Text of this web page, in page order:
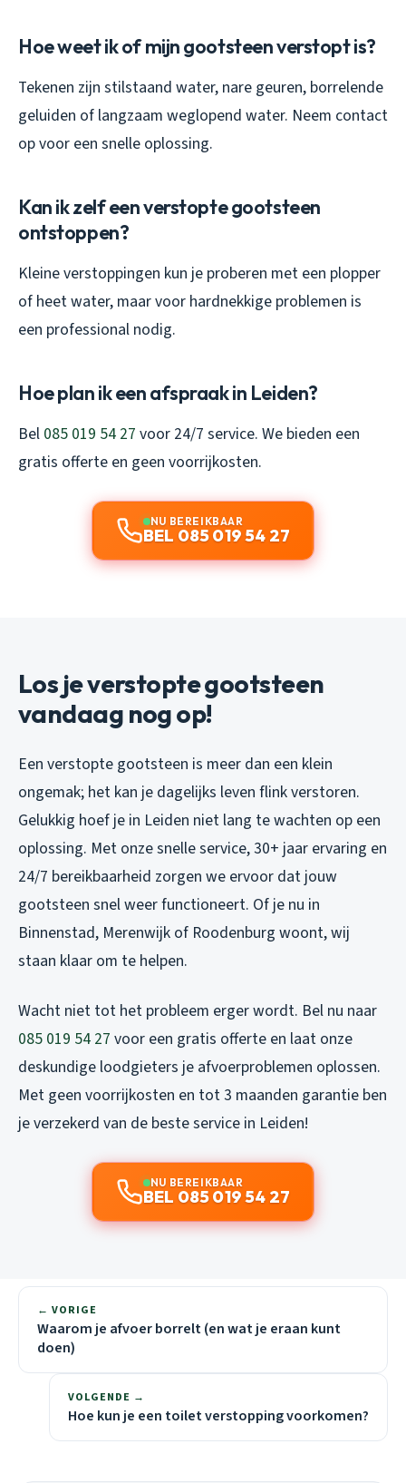
Hoe weet ik of mijn gootsteen verstopt is?
Tekenen zijn stilstaand water, nare geuren, borrelende
geluiden of langzaam weglopend water. Neem contact
op voor een snelle oplossing.
Kan ik zelf een verstopte gootsteen
ontstoppen?
Kleine verstoppingen kun je proberen met een plopper
of heet water, maar voor hardnekkige problemen is
een professional nodig.
Hoe plan ik een afspraak in Leiden?
Bel 085 019 54 27 voor 24/7 service. We bieden een
gratis offerte en geen voorrijkosten.
NU BEREIKBAAR
BEL 085 019 54 27
Los je verstopte gootsteen
vandaag nog op!
Een verstopte gootsteen is meer dan een klein
ongemak; het kan je dagelijks leven flink verstoren.
Gelukkig hoef je in Leiden niet lang te wachten op een
oplossing. Met onze snelle service, 30+ jaar ervaring en
24/7 bereikbaarheid zorgen we ervoor dat jouw
gootsteen snel weer functioneert. Of je nu in
Binnenstad, Merenwijk of Roodenburg woont, wij
staan klaar om te helpen.
Wacht niet tot het probleem erger wordt. Bel nu naar
085 019 54 27 voor een gratis offerte en laat onze
deskundige loodgieters je afvoerproblemen oplossen.
Met geen voorrijkosten en tot 3 maanden garantie ben
je verzekerd van de beste service in Leiden!
NU BEREIKBAAR
BEL 085 019 54 27
← VORIGE
Waarom je afvoer borrelt (en wat je eraan kunt
doen)
VOLGENDE →
Hoe kun je een toilet verstopping voorkomen?